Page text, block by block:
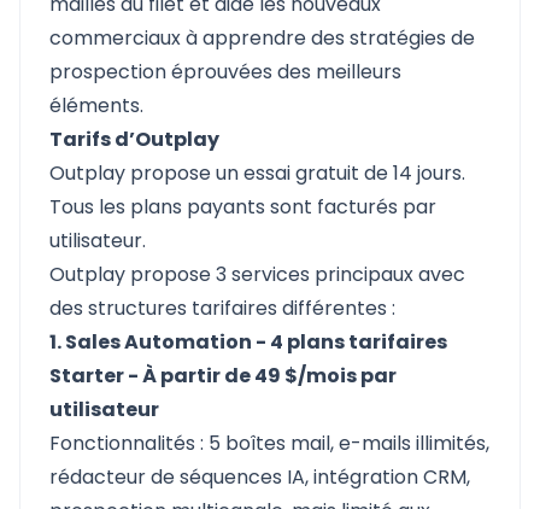
commerciaux à apprendre des stratégies de
prospection éprouvées des meilleurs
éléments.
Tarifs d’Outplay
Outplay propose un essai gratuit de 14 jours.
Tous les plans payants sont facturés par
utilisateur.
Outplay propose 3 services principaux avec
des structures tarifaires différentes :
1. Sales Automation - 4 plans tarifaires
Starter - À partir de 49 $/mois par
utilisateur
Fonctionnalités : 5 boîtes mail, e-mails illimités,
rédacteur de séquences IA, intégration CRM,